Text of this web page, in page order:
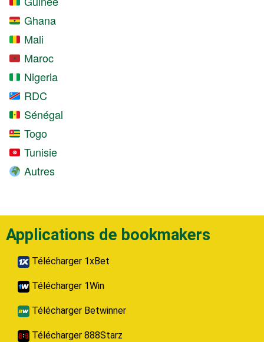
Ghana
Mali
Maroc
Nigeria
RDC
Sénégal
Togo
Tunisie
Autres
Applications de bookmakers
Télécharger 1xBet
Télécharger 1Win
Télécharger Betwinner
Télécharger 888Starz